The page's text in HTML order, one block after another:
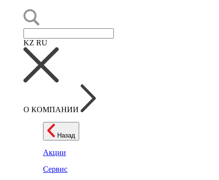
KZ RU
О КОМПАНИИ
Назад
Акции
Сервис